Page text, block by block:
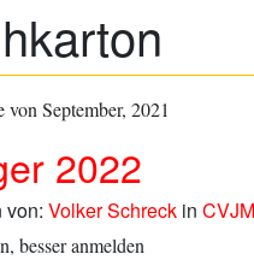
von September, 2021
2022
von:Volker Schreck in
besser anmelden